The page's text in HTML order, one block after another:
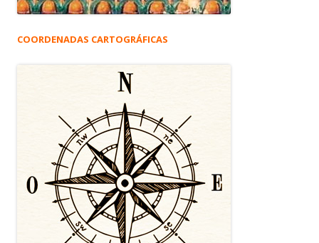
COORDENADAS CARTOGRÁFICAS